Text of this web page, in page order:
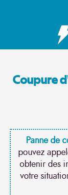
Coupure
Panne de
pouvez
obtenir des
votre